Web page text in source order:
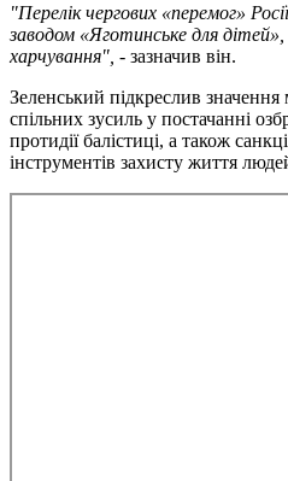
"Перелік чергових «перемог»
заводом «Яготинське для
харчування", - зазначив він.
Зеленський підкреслив
спільних зусиль у постачанні
протидії балістиці, а також
інструментів захисту життя